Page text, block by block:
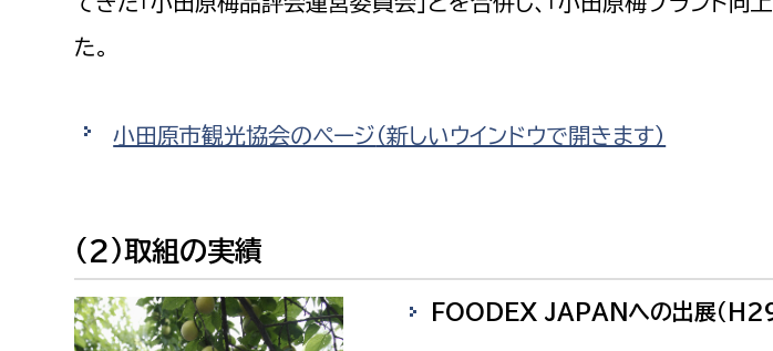
道水路整備課
みどり公園課
経営総務課
給排水業務課
教育総務課
保健給食課
た。
小田原市観光協会のページ （新しいウインドウで開きます）
(2)取組の実績
FOODEX JAPANへの出展（H29